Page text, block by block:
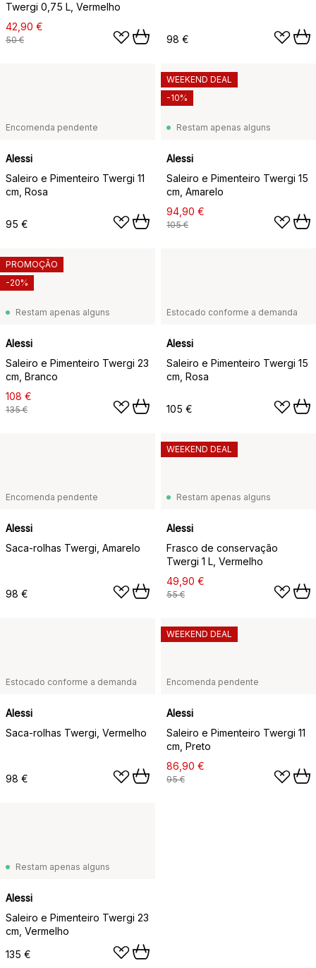
Twergi 0,75 L, Vermelho
42,90 €
50 € 98 €
Encomenda pendente
Alessi
Saleiro e Pimenteiro Twergi 11
cm, Rosa
95 €
Restam apenas alguns
Alessi
Saleiro e Pimenteiro Twergi 15
cm, Amarelo
94,90 €
105 €
WEEKEND DEAL
-10%
Restam apenas alguns
Alessi
Saleiro e Pimenteiro Twergi 23
cm, Branco
108 €
135 €
PROMOÇÃO
-20%
Estocado conforme a demanda
Alessi
Saleiro e Pimenteiro Twergi 15
cm, Rosa
105 €
Encomenda pendente
Alessi
Saca-rolhas Twergi, Amarelo
98 €
Restam apenas alguns
Alessi
Frasco de conservação
Twergi 1 L, Vermelho
49,90 €
55 €
WEEKEND DEAL
Estocado conforme a demanda
Alessi
Saca-rolhas Twergi, Vermelho
98 €
Encomenda pendente
Alessi
Saleiro e Pimenteiro Twergi 11
cm, Preto
86,90 €
95 €
WEEKEND DEAL
Restam apenas alguns
Alessi
Saleiro e Pimenteiro Twergi 23
cm, Vermelho
135 €